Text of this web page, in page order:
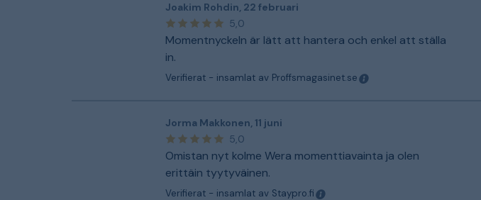
Joakim Rohdin, 22 februari
5,0
Momentnyckeln är lätt att hantera och enkel att ställa
in.
Verifierat - insamlat av Proffsmagasinet.se
Jorma Makkonen, 11 juni
5,0
Omistan nyt kolme Wera momenttiavainta ja olen
erittäin tyytyväinen.
Verifierat - insamlat av Staypro.fi